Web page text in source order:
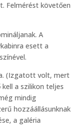
Felmérést követően
A
esett a
(Izgatott volt, mert
a szilikon teljes
mindig
hozzáállásunknak
a galéria